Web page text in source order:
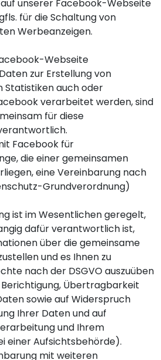
unserer Facebook-Webseite
für die Schaltung von
Werbeanzeigen.
Webseite
zur Erstellung von
Statistiken auch oder
verarbeitet werden, sind
für diese
Facebook für
die einer gemeinsamen
eine Vereinbarung nach
Grundverordnung)
ist im Wesentlichen geregelt,
dafür verantwortlich ist,
über die gemeinsame
und es Ihnen zu
nach der DSGVO auszuüben
Übertragbarkeit
sowie auf Widerspruch
Ihrer Daten und auf
und Ihrem
einer Aufsichtsbehörde).
mit weiteren